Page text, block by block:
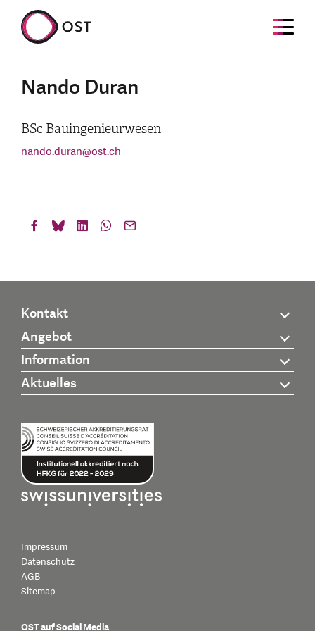
Nando Duran
BSc Bauingenieurwesen
nando.duran@ost.ch
Kontakt
Angebot
Information
Aktuelles
Impressum
Datenschutz
AGB
Sitemap
OST auf Social Media